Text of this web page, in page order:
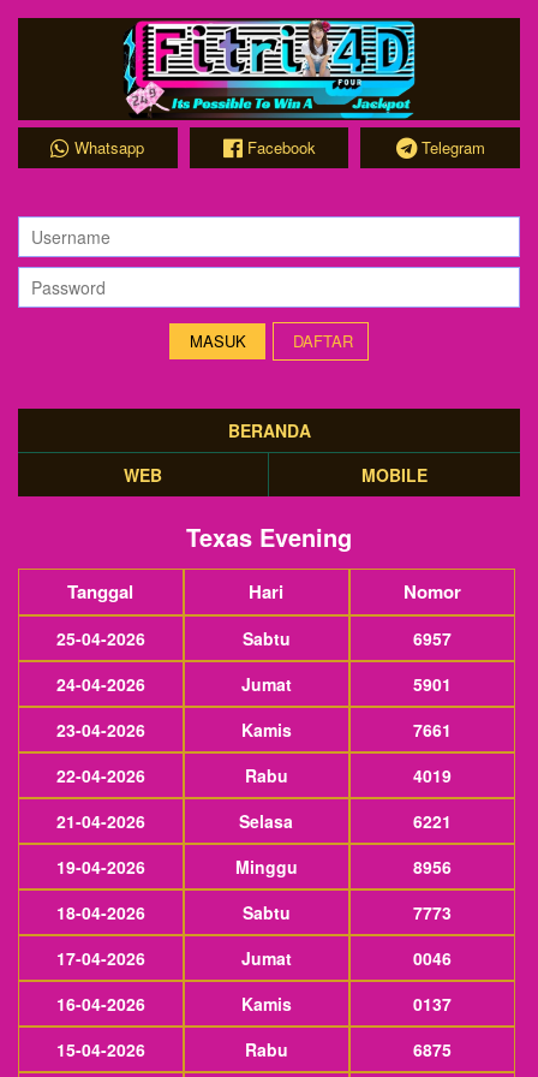
Whatsapp Facebook Telegram
DAFTAR
BERANDA
WEB
MOBILE
Texas Evening
Tanggal Hari Nomor
25-04-2026 Sabtu
6957
24-04-2026
Jumat
5901
23-04-2026
Kamis
7661
22-04-2026
Rabu
4019
21-04-2026
Selasa
6221
19-04-2026
Minggu
8956
18-04-2026
Sabtu
7773
17-04-2026
Jumat
0046
16-04-2026
Kamis
0137
15-04-2026
Rabu 6875